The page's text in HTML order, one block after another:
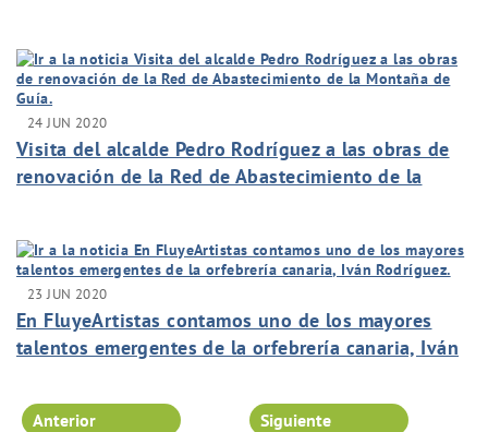
24 JUN 2020
Visita del alcalde Pedro Rodríguez a las obras de
renovación de la Red de Abastecimiento de la
23 JUN 2020
En FluyeArtistas contamos uno de los mayores
talentos emergentes de la orfebrería canaria, Iván
Anterior Siguiente